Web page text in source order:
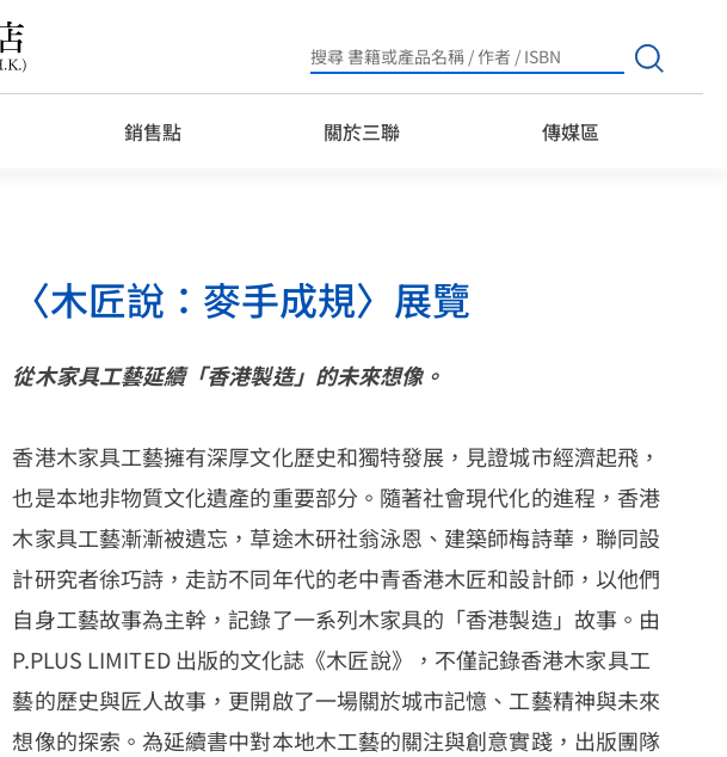
Search
for:
銷售點 關於三聯 傳媒區
〈木匠說：麥手成規〉展覽
從木家具工藝延續「香港製造」的未來想像。
香港木家具工藝擁有深厚文化歷史和獨特發展，見證城市經濟起飛，
也是本地非物質文化遺產的重要部分。隨著社會現代化的進程，香港
木家具工藝漸漸被遺忘，草途木研社翁泳恩、建築師梅詩華，聯同設
計研究者徐巧詩，走訪不同年代的老中青香港木匠和設計師，以他們
自身工藝故事為主幹，記錄了一系列木家具的「香港製造」故事。由
P.PLUS LIMITED 出版的文化誌《木匠說》，不僅記錄香港木家具工
藝的歷史與匠人故事，更開啟了一場關於城市記憶、工藝精神與未來
想像的探索。為延續書中對本地木工藝的關注與創意實踐，出版團隊